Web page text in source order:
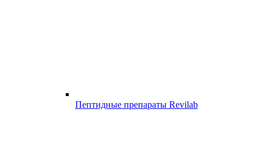
Пептидные препараты Revilab